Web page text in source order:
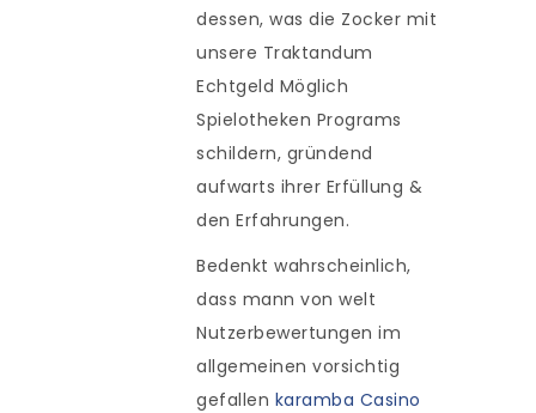
dessen, was die Zocker mit
unsere Traktandum
Echtgeld Möglich
Spielotheken Programs
schildern, gründend
aufwarts ihrer Erfüllung &
den Erfahrungen.
Bedenkt wahrscheinlich,
dass mann von welt
Nutzerbewertungen im
allgemeinen vorsichtig
gefallen karamba Casino